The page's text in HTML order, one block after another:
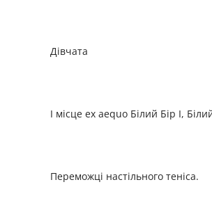
Дівчата
I місце ex aequo Білий Бір I,
Переможці настільного теніса.